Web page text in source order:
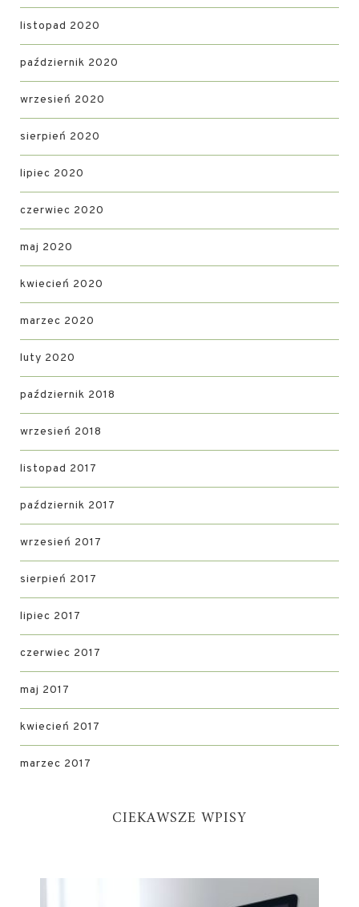
listopad 2020
październik 2020
wrzesień 2020
sierpień 2020
lipiec 2020
czerwiec 2020
maj 2020
kwiecień 2020
marzec 2020
luty 2020
październik 2018
wrzesień 2018
listopad 2017
październik 2017
wrzesień 2017
sierpień 2017
lipiec 2017
czerwiec 2017
maj 2017
kwiecień 2017
marzec 2017
CIEKAWSZE WPISY